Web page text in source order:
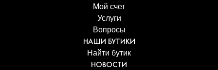
Мой счет
Услуги
Вопросы
НАШИ БУТИКИ
Найти бутик
НОВОСТИ